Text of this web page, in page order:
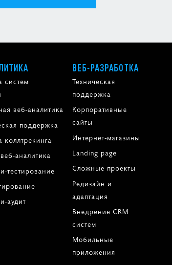
систем
веб-аналитика
поддержка
коллтрекинга
аналитика
тестирование
аудит
ВЕБ-РАЗРАБОТКА
Техническая
поддержка
Корпоративные
сайты
Интернет-магазины
Landing page
Сложные проекты
Редизайн и
адаптация
Внедрение CRM
систем
Мобильные
приложения